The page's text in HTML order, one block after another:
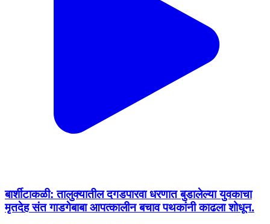
बार्शीटाकळी: तालुक्यातील दगडपारवा धरणात बुडालेल्या युवकाचा
मृतदेह संत गाडगेबाबा आपत्कालीन बचाव पथकांनी काढला शोधून.